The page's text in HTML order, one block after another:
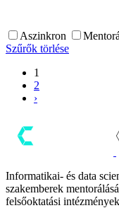
Aszinkron
Szűrők törlése
1
2
›
Informatikai- és data
szakemberek
felsőoktatási